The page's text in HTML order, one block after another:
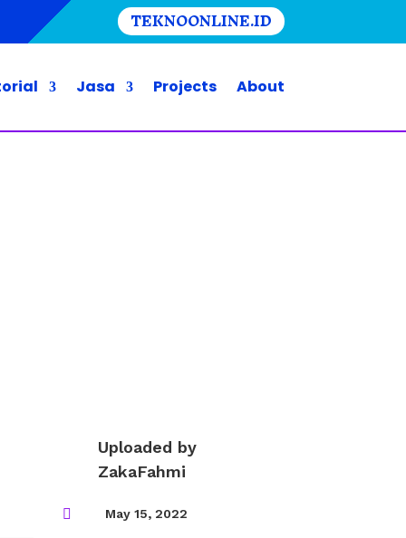
TEKNOONLINE.ID
Jasa Projects About
Uploaded by
ZakaFahmi
 May 15, 2022